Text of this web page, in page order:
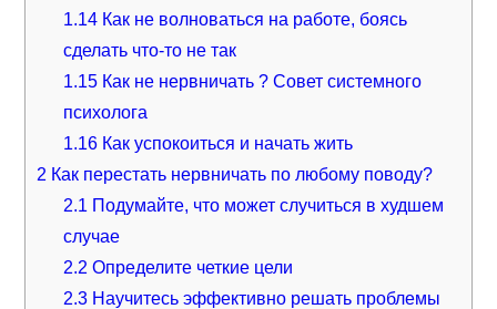
1.14Как не волноваться на работе, боясь
сделать что-то не так
1.15Как не нервничать ? Совет системного
психолога
1.16Как успокоиться и начать жить
2 Как перестать нервничать по любому поводу?
2.1 Подумайте, что может случиться в худшем
случае
2.2 Определите четкие цели
2.3Научитесь эффективно решать проблемы